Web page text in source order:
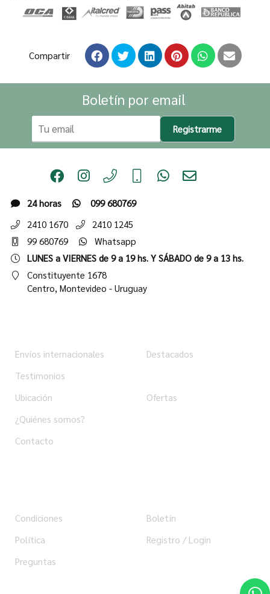
Compartir
Boletín por email
Registrarme
24 horas
099 680769
2410 1670
2410 1245
99 680769
Whatsapp
LUNES a VIERNES de 9 a 19 hs. Y SÁBADO de 9 a 13 hs.
Constituyente 1678
Centro, Montevideo - Uruguay
Envíos internacionales
Testimonios
Ubicación
¿Quiénes somos?
Contacto
Destacados
Ofertas
Condiciones
Política
Preguntas
Boletín
Registro / Login